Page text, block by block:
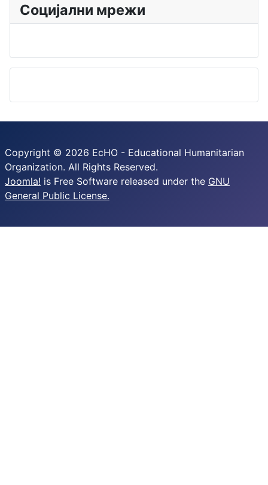
Социјални мрежи
Copyright © 2026 EcHO - Educational Humanitarian
Organization. All Rights Reserved.
Joomla! is Free Software released under the GNU
General Public License.